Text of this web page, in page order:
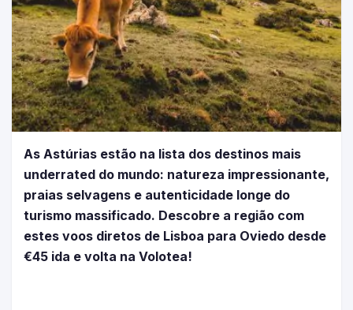
As Astúrias estão na lista dos destinos mais
underrated do mundo: natureza impressionante,
praias selvagens e autenticidade longe do
turismo massificado. Descobre a região com
estes voos diretos de Lisboa para Oviedo desde
€45 ida e volta na Volotea!